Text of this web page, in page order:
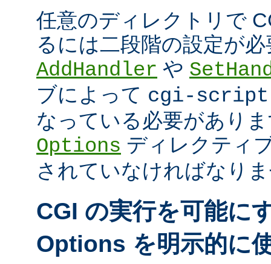
任意のディレクトリで
るには二段階の設定が
AddHandler や
ブによって cgi-script
なっている必要があり
Options ディレクティ
されていなければなり
CGI の実行を可能に
Options を明示的に